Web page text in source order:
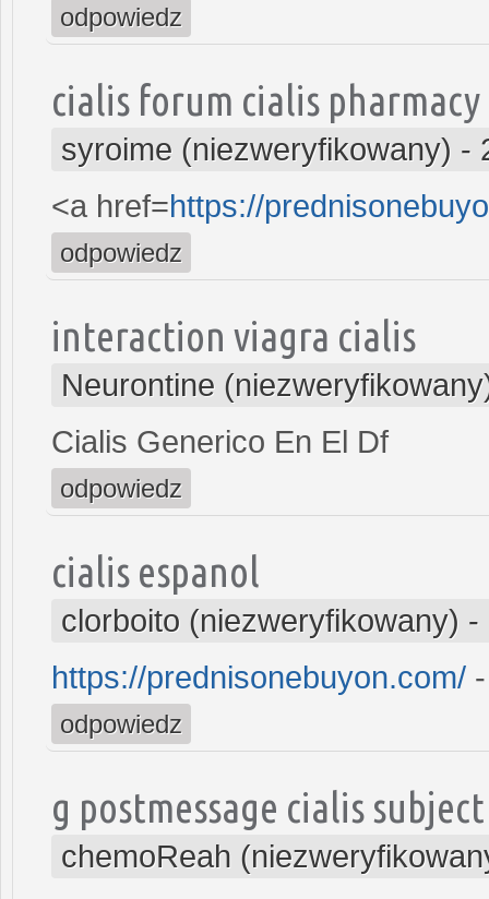
odpowiedz
cialis forum cialis pharmacy
syroime (niezweryfikowany) -
<a href=https://
odpowiedz
interaction viagra cialis
Neurontine
Cialis Generico En El Df
odpowiedz
cialis espanol
clorboito (niezweryfikowany) -
https://prednisonebuyon.com/
odpowiedz
g postmessage cialis
chemoReah